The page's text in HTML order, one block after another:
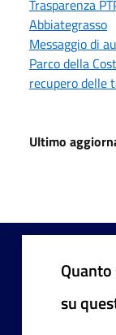
Trasparenza
Abbiategrasso
Messaggio di
Parco della
recupero delle
Ultimo
su